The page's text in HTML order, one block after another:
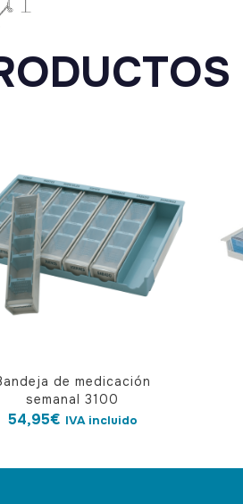
de medicación
semanal 3100
54,95€ IVA incluido